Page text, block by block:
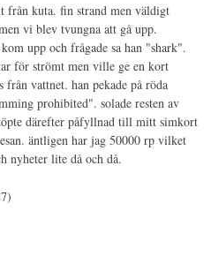
kuta. fin strand men väldigt
vi blev tvungna att gå upp.
upp och frågade sa han "shark".
för strömt men ville ge en kort
vattnet. han pekade på röda
prohibited". solade resten av
därefter påfyllnad till mitt simkort
äntligen har jag 50000 rp vilket
nyheter lite då och då.